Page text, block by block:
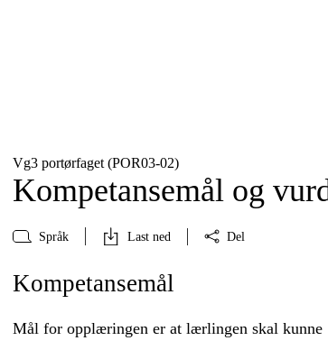
Vg3 portørfaget (POR03‑02)
Kompetansemål og
Språk Last ned Del
Kompetansemål
Mål for opplæringen er at lærlingen skal kunne